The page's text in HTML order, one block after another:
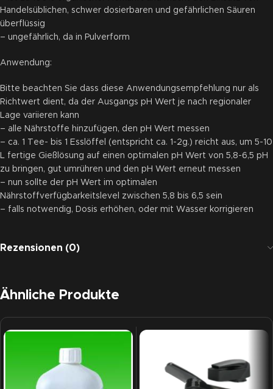
Handelsüblichen, schwer dosierbaren und gefährlichen Säuren
überflüssig
– ungefährlich, da in Pulverform
Anwendung:
Bitte beachten Sie dass diese Anwendungsempfehlung nur als
Richtwert dient, da der Ausgangs pH Wert je nach regionaler
Lage variieren kann
– alle Nährstoffe hinzufügen, den pH Wert messen
– ca. 1 Tee- bis 1 Esslöffel (entspricht ca. 1-2g.) reicht aus, um 5-10
L fertige Gießlösung auf einen optimalen pH Wert von 5,8-6,5 pH
zu bringen, gut umrühren und den pH Wert erneut messen
– nun sollte der pH Wert im optimalen
Nährstoffverfügbarkeitslevel zwischen 5,8 bis 6,5 sein
– falls notwendig, Dosis erhöhen, oder mit Wasser korrigieren
Rezensionen (0)
Ähnliche Produkte